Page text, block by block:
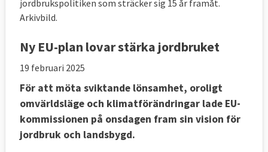
jordbrukspolitiken som sträcker sig 15 år framåt.
Arkivbild.
Ny EU-plan lovar stärka jordbruket
19 februari 2025
För att möta sviktande lönsamhet, oroligt
omvärldsläge och klimatförändringar lade EU-
kommissionen på onsdagen fram sin vision för
jordbruk och landsbygd.